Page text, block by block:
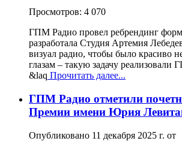
Просмотров: 4 070
ГПМ Радио провел ребрендинг
разработала Студия Артемия
визуал радио, чтобы было красиво
глазам – такую задачу реализовали
&laq Прочитать далее...
ГПМ Радио отметили
Премии имени Юрия
Опубликовано 11 декабря 2025 г. от